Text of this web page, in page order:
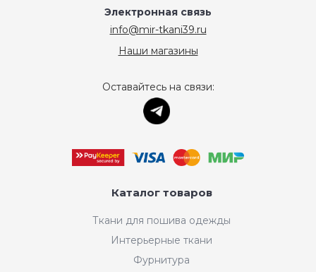
Электронная связь
info@mir-tkani39.ru
Наши магазины
Оставайтесь на связи:
Каталог товаров
Ткани для пошива одежды
Интерьерные ткани
Фурнитура